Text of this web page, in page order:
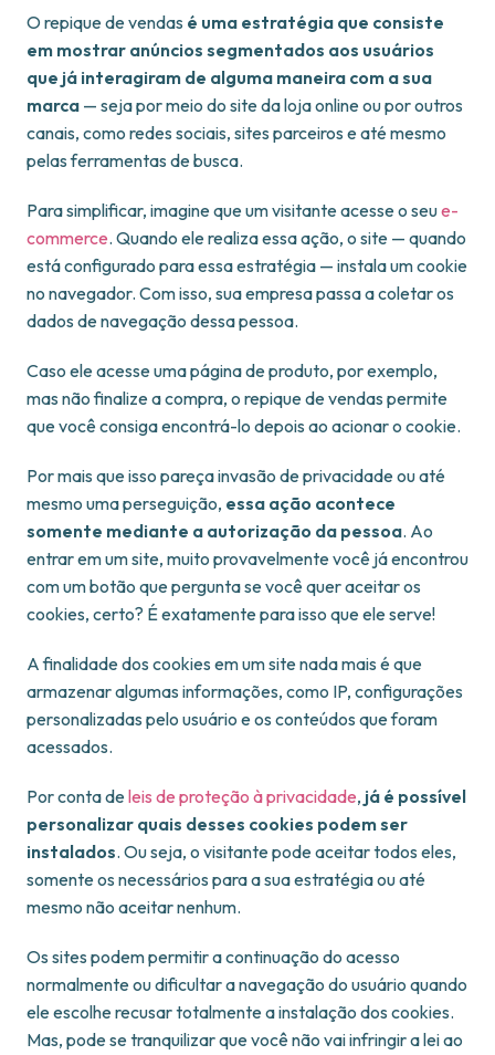
O repique de vendas é uma estratégia que consiste
em mostrar anúncios segmentados aos usuários
que já interagiram de alguma maneira com a sua
marca — seja por meio do site da loja online ou por outros
canais, como redes sociais, sites parceiros e até mesmo
pelas ferramentas de busca.
Para simplificar, imagine que um visitante acesse o seue-
commerce. Quando ele realiza essa ação, o site — quando
está configurado para essa estratégia — instala um cookie
no navegador. Com isso, sua empresa passa a coletar os
dados de navegação dessa pessoa.
Caso ele acesse uma página de produto, por exemplo,
mas não finalize a compra, o repique de vendas permite
que você consiga encontrá-lo depois ao acionar o cookie.
Por mais que isso pareça invasão de privacidade ou até
mesmo uma perseguição, essa ação acontece
somente mediante a autorização da pessoa. Ao
entrar em um site, muito provavelmente você já encontrou
com um botão que pergunta se você quer aceitar os
cookies, certo? É exatamente para isso que ele serve!
A finalidade dos cookies em um site nada mais é que
armazenar algumas informações, como IP, configurações
personalizadas pelo usuário e os conteúdos que foram
acessados.
Por conta deleis de proteção à privacidade, já é possível
personalizar quais desses cookies podem ser
instalados. Ou seja, o visitante pode aceitar todos eles,
somente os necessários para a sua estratégia ou até
mesmo não aceitar nenhum.
Os sites podem permitir a continuação do acesso
normalmente ou dificultar a navegação do usuário quando
ele escolhe recusar totalmente a instalação dos cookies.
Mas, pode se tranquilizar que você não vai infringir a lei ao